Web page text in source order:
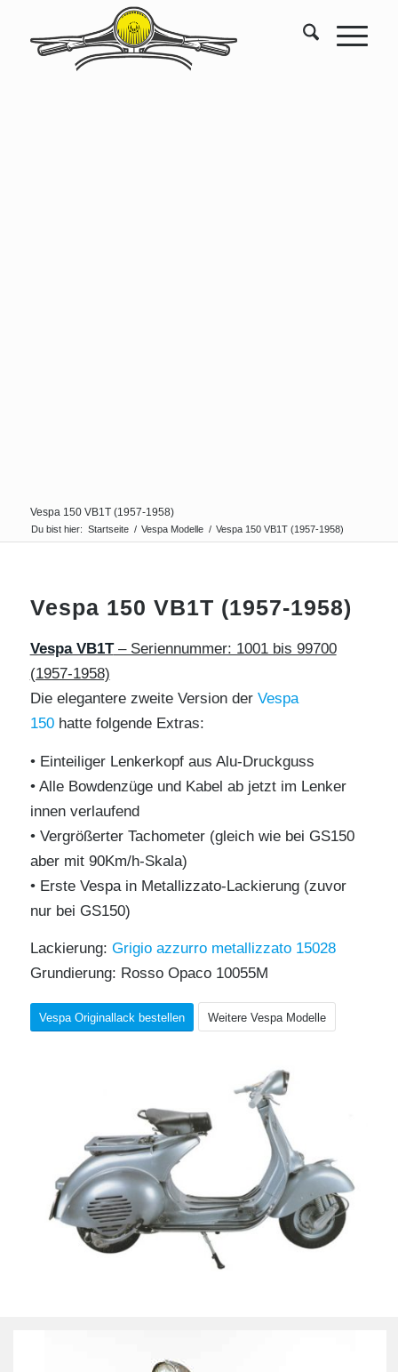
Vespa 150 VB1T (1957-1958)
Du bist hier: Startseite / Vespa Modelle / Vespa 150 VB1T (1957-1958)
Vespa 150 VB1T (1957-1958)
Vespa VB1T– Seriennummer: 1001 bis 99700
(1957-1958)
Die elegantere zweite Version der Vespa
150hatte folgende Extras:
• Einteiliger Lenkerkopf aus Alu-Druckguss
• Alle Bowdenzüge und Kabel ab jetzt im Lenker
innen verlaufend
• Vergrößerter Tachometer (gleich wie bei GS150
aber mit 90Km/h-Skala)
• Erste Vespa in Metallizzato-Lackierung (zuvor
nur bei GS150)
Lackierung: Grigio azzurro metallizzato 15028
Grundierung: Rosso Opaco 10055M
Vespa Originallack bestellen Weitere Vespa Modelle
Quelle: http://www.vespaclub.com/Pages/Default.aspx?idpag=6&num=5